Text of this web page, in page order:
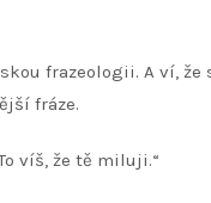
frazeologii. A ví, že
fráze.
víš, že tě miluji.“